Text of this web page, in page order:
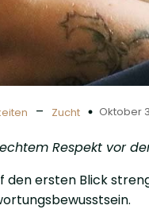
– Zucht Oktober
Respekt vor
den ersten Blick